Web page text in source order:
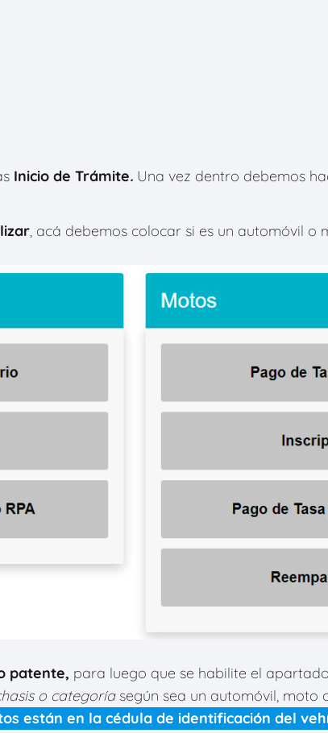
Inicio de Trámite. Una vez dentro debemos
, acá debemos colocar si es un automóvil
patente, para luego que se habilite el
o categoríasegún sea un automóvil, moto
están en la cédula de identificación del